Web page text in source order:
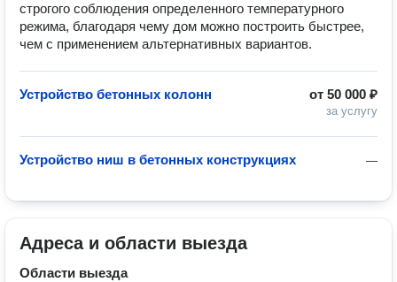
строгого соблюдения определенного температурного
режима, благодаря чему дом можно построить быстрее,
чем с применением альтернативных вариантов.
от 50 000 ₽
за услугу
Устройство бетонных колонн
—
Устройство ниш в бетонных конструкциях
Адреса и области выезда
Области выезда